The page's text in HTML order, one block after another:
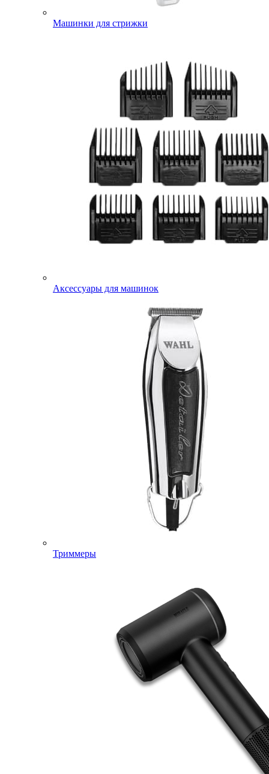
Машинки для стрижки
Аксессуары для машинок
Триммеры